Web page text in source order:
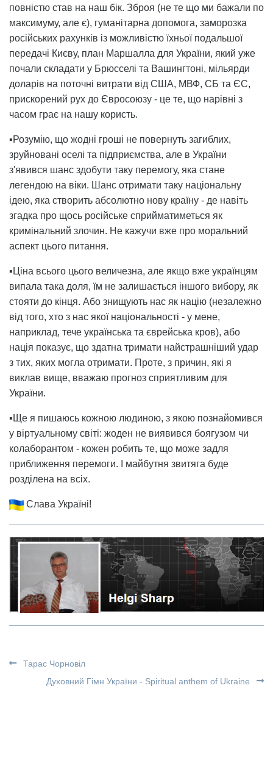
повністю став на наш бік. Зброя (не те що ми бажали по
максимуму, але є), гуманітарна допомога, заморозка
російських рахунків із можливістю їхньої подальшої
передачі Києву, план Маршалла для України, який уже
почали складати у Брюсселі та Вашингтоні, мільярди
доларів на поточні витрати від США, МВФ, СБ та ЄС,
прискорений рух до Євросоюзу - це те, що нарівні з
часом грає на нашу користь.
▪️Розумію, що жодні гроші не повернуть загиблих,
зруйновані оселі та підприємства, але в України
з'явився шанс здобути таку перемогу, яка стане
легендою на віки. Шанс отримати таку національну
ідею, яка створить абсолютно нову країну - де навіть
згадка про щось російське сприйматиметься як
кримінальний злочин. Не кажучи вже про моральний
аспект цього питання.
▪️Ціна всього цього величезна, але якщо вже українцям
випала така доля, їм не залишається іншого вибору, як
стояти до кінця. Або знищують нас як націю (незалежно
від того, хто з нас якої національності - у мене,
наприклад, тече українська та єврейська кров), або
нація показує, що здатна тримати найстрашніший удар
з тих, яких могла отримати. Проте, з причин, які я
виклав вище, вважаю прогноз сприятливим для
України.
▪️Ще я пишаюсь кожною людиною, з якою познайомився
у віртуальному світі: жоден не виявився боягузом чи
колаборантом - кожен робить те, що може задля
приближення перемоги. І майбутня звитяга буде
розділена на всіх.
Слава Україні!
Тарас Чорновіл
Духовний Гімн України - Spiritual anthem of Ukraine